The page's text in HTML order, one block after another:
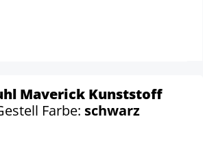
Maverick Kunststoff
Farbe: schwarz